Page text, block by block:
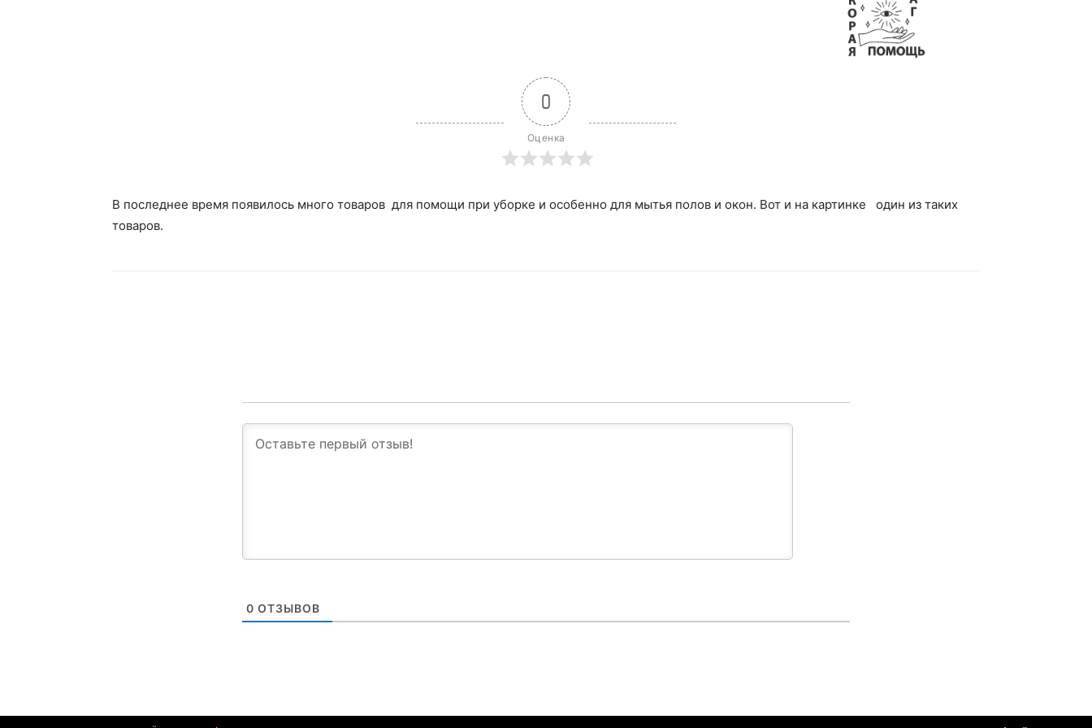
0
Оценка
В последнее время появилось много товаров для помощи при уборке и особенно для мытья полов и окон. Вот и на картинке один из таких
товаров.
0 ОТЗЫВОВ